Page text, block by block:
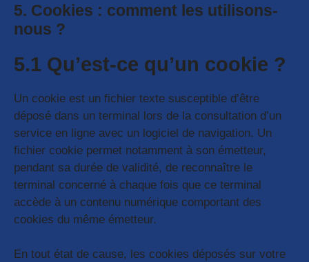
5. Cookies : comment les utilisons-
nous ?
5.1 Qu’est-ce qu’un cookie ?
Un cookie est un fichier texte susceptible d’être
déposé dans un terminal lors de la consultation d’un
service en ligne avec un logiciel de navigation. Un
fichier cookie permet notamment à son émetteur,
pendant sa durée de validité, de reconnaître le
terminal concerné à chaque fois que ce terminal
accède à un contenu numérique comportant des
cookies du même émetteur.
En tout état de cause, les cookies déposés sur votre